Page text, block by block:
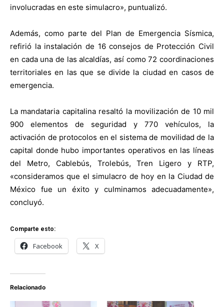
involucradas en este simulacro», puntualizó.
Además, como parte del Plan de Emergencia Sísmica,
refirió la instalación de 16 consejos de Protección Civil
en cada una de las alcaldías, así como 72 coordinaciones
territoriales en las que se divide la ciudad en casos de
emergencia.
La mandataria capitalina resaltó la movilización de 10 mil
900 elementos de seguridad y 770 vehículos, la
activación de protocolos en el sistema de movilidad de la
capital donde hubo importantes operativos en las líneas
del Metro, Cablebús, Trolebús, Tren Ligero y RTP,
«consideramos que el simulacro de hoy en la Ciudad de
México fue un éxito y culminamos adecuadamente»,
concluyó.
Comparte esto:
Facebook X
Relacionado